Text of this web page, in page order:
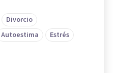
Divorcio
Autoestima Estrés